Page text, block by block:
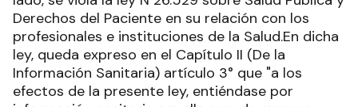
Derechos del Paciente en su relación con los
profesionales e instituciones de la Salud.En dicha
ley, queda expreso en el Capítulo II (De la
Información Sanitaria) artículo 3° que "a los
efectos de la presente ley, entiéndase por